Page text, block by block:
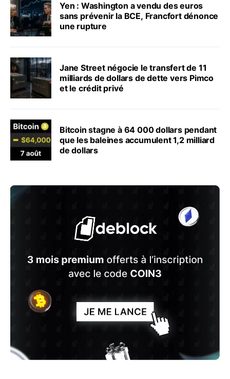
Yen : Washington a vendu des euros
sans prévenir la BCE, Francfort dénonce
une rupture
Jane Street négocie le transfert de 11
milliards de dollars de dette vers Pimco
et le crédit privé
Bitcoin stagne à 64 000 dollars pendant
que les baleines accumulent 1,2 milliard
de dollars